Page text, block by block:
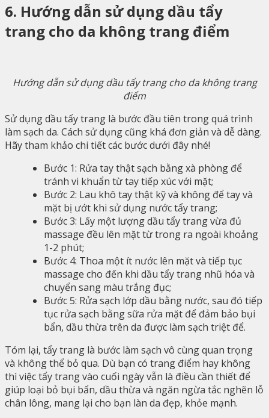
6. Hướng dẫn sử dụng dầu tẩy
trang cho da không trang điểm
Hướng dẫn sử dụng dầu tẩy trang cho da không trang
điểm
Sử dụng dầu tẩy trang là bước đầu tiên trong quá trình
làm sạch da. Cách sử dụng cũng khá đơn giản và dễ dàng.
Hãy tham khảo chi tiết các bước dưới đây nhé!
Bước 1: Rửa tay thật sạch bằng xà phòng để
tránh vi khuẩn từ tay tiếp xúc với mặt;
Bước 2: Lau khô tay thật kỹ và không để tay và
mặt bị ướt khi sử dụng nước tẩy trang;
Bước 3: Lấy một lượng dầu tẩy trang vừa đủ
massage đều lên mặt từ trong ra ngoài khoảng
1-2 phút;
Bước 4: Thoa một ít nước lên mặt và tiếp tục
massage cho đến khi dầu tẩy trang nhũ hóa và
chuyển sang màu trắng đục;
Bước 5: Rửa sạch lớp dầu bằng nước, sau đó tiếp
tục rửa sạch bằng sữa rửa mặt để đảm bảo bụi
bẩn, dầu thừa trên da được làm sạch triệt để.
Tóm lại, tẩy trang là bước làm sạch vô cùng quan trọng
và không thể bỏ qua. Dù bạn có trang điểm hay không
thì việc tẩy trang vào cuối ngày vẫn là điều cần thiết để
giúp loại bỏ bụi bẩn, dầu thừa và ngăn ngừa tắc nghẽn lỗ
chân lông, mang lại cho bạn làn da đẹp, khỏe mạnh.